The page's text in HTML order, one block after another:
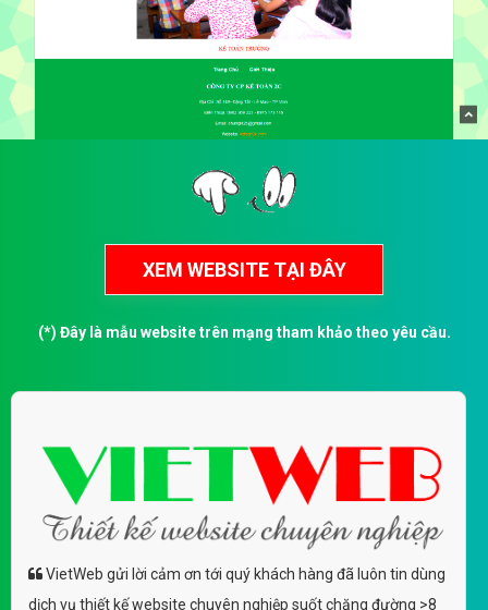
(*) Đây là mẫu website trên mạng tham khảo theo yêu cầu.
VietWeb gửi lời cảm ơn tới quý khách hàng đã luôn tin dùng
dịch vụ thiết kế website chuyên nghiệp suốt chặng đường >8